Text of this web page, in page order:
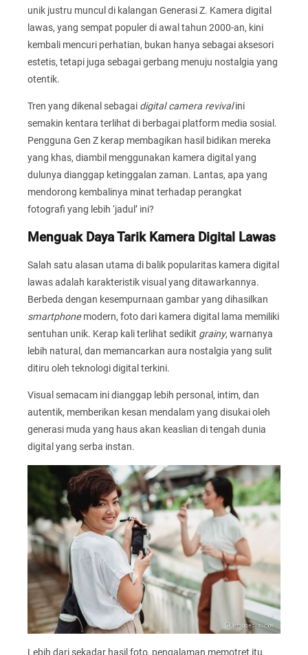
unik justru muncul di kalangan Generasi Z. Kamera digital
lawas, yang sempat populer di awal tahun 2000-an, kini
kembali mencuri perhatian, bukan hanya sebagai aksesori
estetis, tetapi juga sebagai gerbang menuju nostalgia yang
otentik.
Tren yang dikenal sebagai digital camera revivalini
semakin kentara terlihat di berbagai platform media sosial.
Pengguna Gen Z kerap membagikan hasil bidikan mereka
yang khas, diambil menggunakan kamera digital yang
dulunya dianggap ketinggalan zaman. Lantas, apa yang
mendorong kembalinya minat terhadap perangkat
fotografi yang lebih ‘jadul’ ini?
Menguak Daya Tarik Kamera Digital Lawas
Salah satu alasan utama di balik popularitas kamera digital
lawas adalah karakteristik visual yang ditawarkannya.
Berbeda dengan kesempurnaan gambar yang dihasilkan
smartphonemodern, foto dari kamera digital lama memiliki
sentuhan unik. Kerap kali terlihat sedikit grainy, warnanya
lebih natural, dan memancarkan aura nostalgia yang sulit
ditiru oleh teknologi digital terkini.
Visual semacam ini dianggap lebih personal, intim, dan
autentik, memberikan kesan mendalam yang disukai oleh
generasi muda yang haus akan keaslian di tengah dunia
digital yang serba instan.
Lebih dari sekadar hasil foto, pengalaman memotret itu